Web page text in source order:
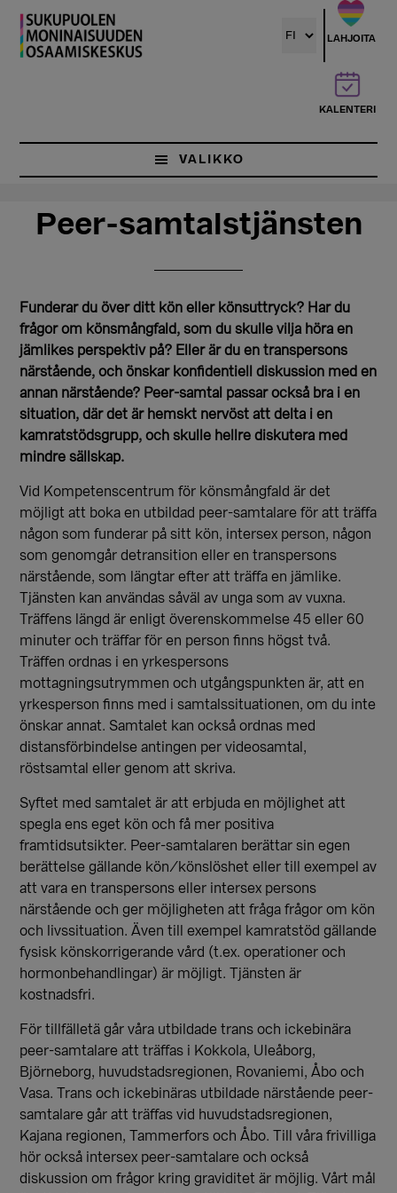
Hyppää
pääsisältöön
Hyppää
ensisijaiseen
sivupalkkiin
LAHJOITA
KALENTERI
VALIKKO
Peer-samtalstjänsten
Funderar du över ditt kön eller könsuttryck? Har du
frågor om könsmångfald, som du skulle vilja höra en
jämlikes perspektiv på? Eller är du en transpersons
närstående, och önskar konfidentiell diskussion med en
annan närstående? Peer-samtal passar också bra i en
situation, där det är hemskt nervöst att delta i en
kamratstödsgrupp, och skulle hellre diskutera med
mindre sällskap.
Vid Kompetenscentrum för könsmångfald är det
möjligt att boka en utbildad peer-samtalare för att träffa
någon som funderar på sitt kön, intersex person, någon
som genomgår detransition eller en transpersons
närstående, som längtar efter att träffa en jämlike.
Tjänsten kan användas såväl av unga som av vuxna.
Träffens längd är enligt överenskommelse 45 eller 60
minuter och träffar för en person finns högst två.
Träffen ordnas i en yrkespersons
mottagningsutrymmen och utgångspunkten är, att en
yrkesperson finns med i samtalssituationen, om du inte
önskar annat. Samtalet kan också ordnas med
distansförbindelse antingen per videosamtal,
röstsamtal eller genom att skriva.
Syftet med samtalet är att erbjuda en möjlighet att
spegla ens eget kön och få mer positiva
framtidsutsikter. Peer-samtalaren berättar sin egen
berättelse gällande kön/könslöshet eller till exempel av
att vara en transpersons eller intersex persons
närstående och ger möjligheten att fråga frågor om kön
och livssituation. Även till exempel kamratstöd gällande
fysisk könskorrigerande vård (t.ex. operationer och
hormonbehandlingar) är möjligt. Tjänsten är
kostnadsfri.
För tillfälletä går våra utbildade trans och ickebinära
peer-samtalare att träffas i Kokkola, Uleåborg,
Björneborg, huvudstadsregionen, Rovaniemi, Åbo och
Vasa. Trans och ickebinäras utbildade närstående peer-
samtalare går att träffas vid huvudstadsregionen,
Kajana regionen, Tammerfors och Åbo. Till våra frivilliga
hör också intersex peer-samtalare och också
diskussion om frågor kring graviditet är möjlig. Vårt mål